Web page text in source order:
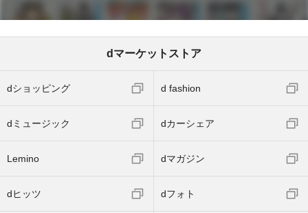
dマーケットストア
dショッピング d fashion
dミュージック dカーシェア
Lemino dマガジン
dヒッツ dフォト